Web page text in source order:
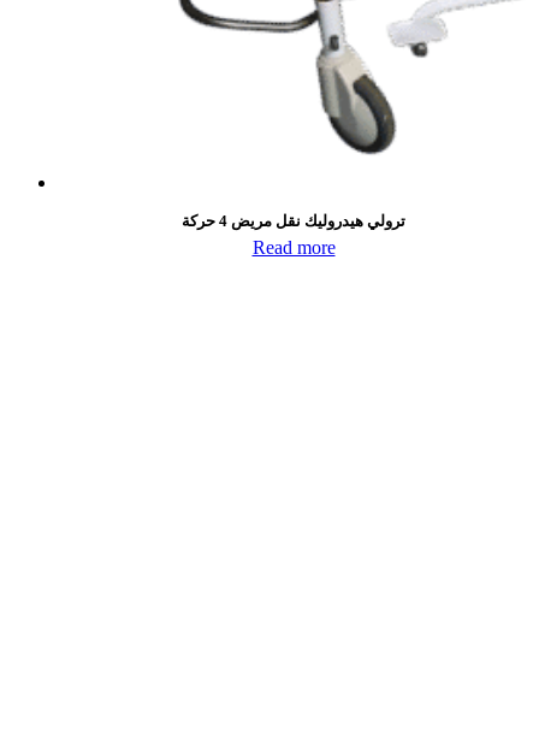
ترولي هيدروليك نقل مريض 4 حركة
Read more